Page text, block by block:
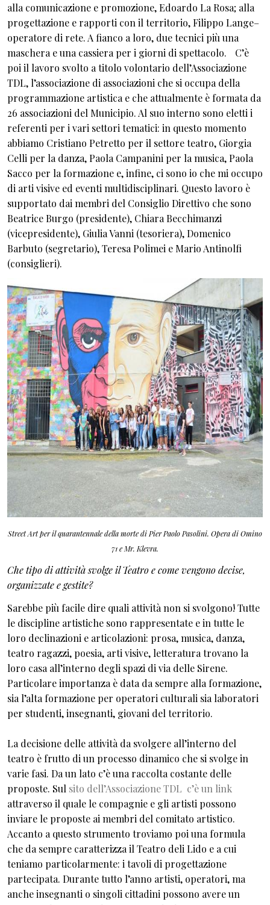
alla comunicazione e promozione, Edoardo La Rosa; alla
progettazione e rapporti con il territorio, Filippo Lange–
operatore di rete. A fianco a loro, due tecnici più una
maschera e una cassiera per i giorni di spettacolo. C’è
poi il lavoro svolto a titolo volontario dell’Associazione
TDL, l’associazione di associazioni che si occupa della
programmazione artistica e che attualmente è formata da
26 associazioni del Municipio. Al suo interno sono eletti i
referenti per i vari settori tematici: in questo momento
abbiamo Cristiano Petretto per il settore teatro, Giorgia
Celli per la danza, Paola Campanini per la musica, Paola
Sacco per la formazione e, infine, ci sono io che mi occupo
di arti visive ed eventi multidisciplinari. Questo lavoro è
supportato dai membri del Consiglio Direttivo che sono
Beatrice Burgo (presidente), Chiara Becchimanzi
(vicepresidente), Giulia Vanni (tesoriera), Domenico
Barbuto (segretario), Teresa Polimei e Mario Antinolfi
(consiglieri).
Street Art per il quarantennale della morte di Pier Paolo Pasolini. Opera di Omino
71 e Mr. Klevra.
Che tipo di attività svolge il Teatro e come vengono decise,
organizzate e gestite?
Sarebbe più facile dire quali attività non si svolgono! Tutte
le discipline artistiche sono rappresentate e in tutte le
loro declinazioni e articolazioni: prosa, musica, danza,
teatro ragazzi, poesia, arti visive, letteratura trovano la
loro casa all’interno degli spazi di via delle Sirene.
Particolare importanza è data da sempre alla formazione,
sia l’alta formazione per operatori culturali sia laboratori
per studenti, insegnanti, giovani del territorio.
La decisione delle attività da svolgere all’interno del
teatro è frutto di un processo dinamico che si svolge in
varie fasi. Da un lato c’è una raccolta costante delle
proposte. Sul sito dell’Associazione TDL c’è un link
attraverso il quale le compagnie e gli artisti possono
inviare le proposte ai membri del comitato artistico.
Accanto a questo strumento troviamo poi una formula
che da sempre caratterizza il Teatro deli Lido e a cui
teniamo particolarmente: i tavoli di progettazione
partecipata. Durante tutto l’anno artisti, operatori, ma
anche insegnanti o singoli cittadini possono avere un